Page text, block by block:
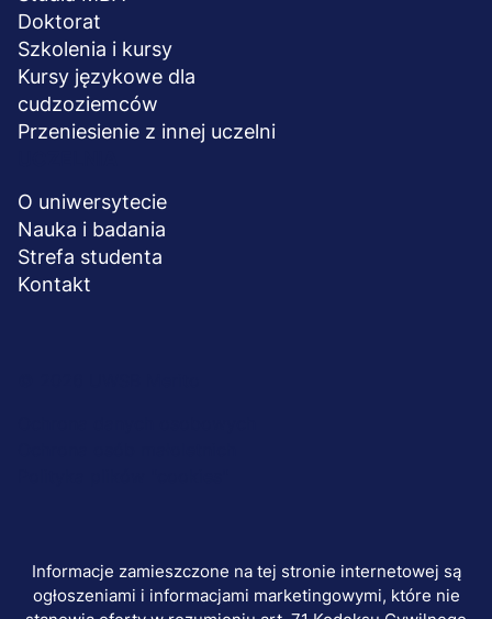
Doktorat
Szkolenia i kursy
Kursy językowe dla
cudzoziemców
Przeniesienie z innej uczelni
O uniwersytecie
Nauka i badania
Strefa studenta
Kontakt
Informacje zamieszczone na tej stronie internetowej są
ogłoszeniami i informacjami marketingowymi, które nie